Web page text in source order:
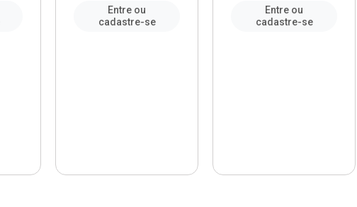
Entre ou
cadastre-se
Entre ou
cadastre-se